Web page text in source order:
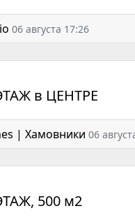
06 августа 17:26
в ЦЕНТРЕ
| Хамовники 06
500 м2